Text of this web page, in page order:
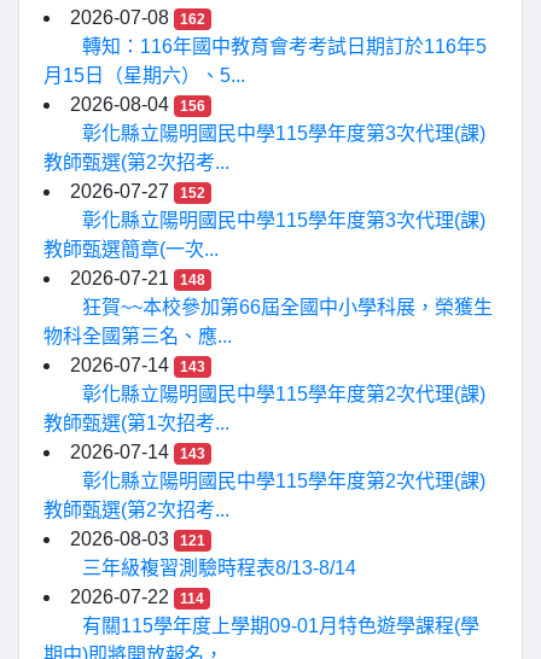
2026-07-08
162
轉知：116年國中教育會考考試日期訂於116年5
月15日（星期六）、5...
2026-08-04
156
彰化縣立陽明國民中學115學年度第3次代理(課)
教師甄選(第2次招考...
2026-07-27
152
彰化縣立陽明國民中學115學年度第3次代理(課)
教師甄選簡章(一次...
2026-07-21
148
狂賀~~本校參加第66屆全國中小學科展，榮獲生
物科全國第三名、應...
2026-07-14
143
彰化縣立陽明國民中學115學年度第2次代理(課)
教師甄選(第1次招考...
2026-07-14
143
彰化縣立陽明國民中學115學年度第2次代理(課)
教師甄選(第2次招考...
2026-08-03
121
三年級複習測驗時程表8/13-8/14
2026-07-22
114
有關115學年度上學期09-01月特色遊學課程(學
期中)即將開放報名，...